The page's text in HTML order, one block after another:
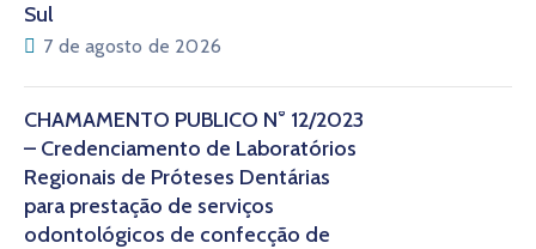
Sul
7 de agosto de 2026
CHAMAMENTO PÚBLICO N° 12/2023
– Credenciamento de Laboratórios
Regionais de Próteses Dentárias
para prestação de serviços
odontológicos de confecção de